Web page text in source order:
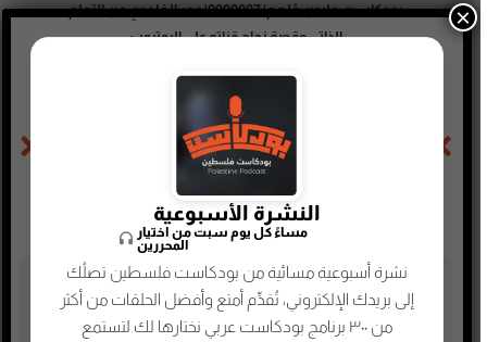
بودكاست مليون مُلهم| 0000007| عمر الغامدي عن التعلم
الذاتي وقصة نجاح قناته على اليوتيوب
بودكاست مليون مُلهم| 0000013| شاكر الشريف عن مشوار دخوله عالم التمثيل الكوميدي وحبه لرسم الابتسامة
تصنيفات البودكاست
النشرة الأسبوعية
مساءً كل يوم سبت من اختيار
المحررين
نشرة أسبوعية مسائية من بودكاست فلسطين تصلُك
إلى بريدك الإلكتروني، تُقدِّم أمتع وأفضل الحلقات من أكثر
من ٣٠٠ برنامج بودكاست عربي نختارها لك لتستمع
×